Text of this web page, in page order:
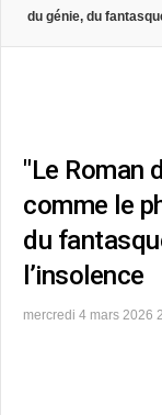
du génie, du
"Le Roman
comme le
du
l’insolence
mercredi 4 mars 2026